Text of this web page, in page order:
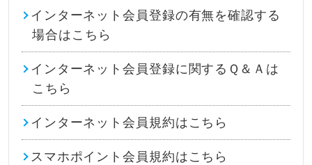
インターネット会員登録の有無を確認する
場合はこちら
インターネット会員登録に関するＱ＆Ａは
こちら
インターネット会員規約はこちら
スマホポイント会員規約はこちら